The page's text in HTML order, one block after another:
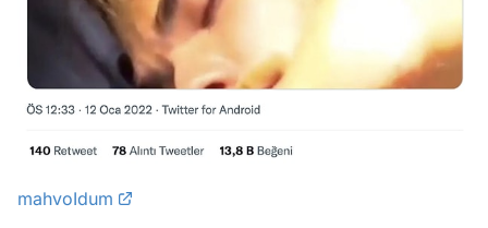
mahvoIdum